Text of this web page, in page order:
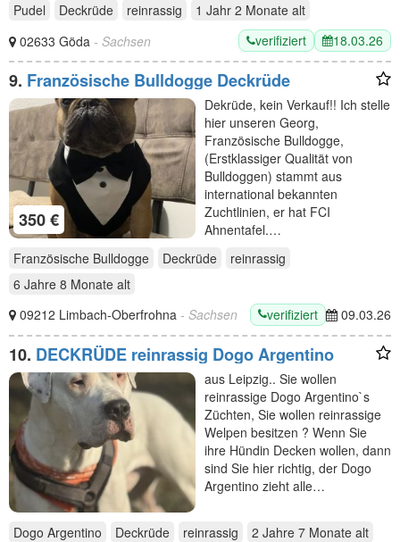
Pudel Deckrüde reinrassig 1 Jahr 2 Monate alt
02633 Göda - Sachsen verifiziert 18.03.26
9. Französische Bulldogge Deckrüde
350 €
Dekrüde, kein Verkauf!! Ich stelle
hier unseren Georg,
Französische Bulldogge,
(Erstklassiger Qualität von
Bulldoggen) stammt aus
international bekannten
Zuchtlinien, er hat FCI
Ahnentafel.…
Französische Bulldogge
Deckrüde
reinrassig
6 Jahre 8 Monate alt
09212 Limbach-Oberfrohna - Sachsen verifiziert 09.03.26
10. DECKRÜDE reinrassig Dogo Argentino
aus Leipzig.. Sie wollen
reinrassige Dogo Argentino`s
Züchten, Sie wollen reinrassige
Welpen besitzen ? Wenn Sie
ihre Hündin Decken wollen, dann
sind Sie hier richtig, der Dogo
Argentino zieht alle…
Dogo Argentino Deckrüde reinrassig 2 Jahre 7 Monate alt